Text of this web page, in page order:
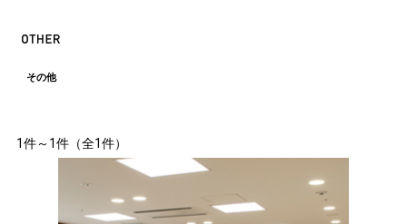
その他
1件～1件（全1件）